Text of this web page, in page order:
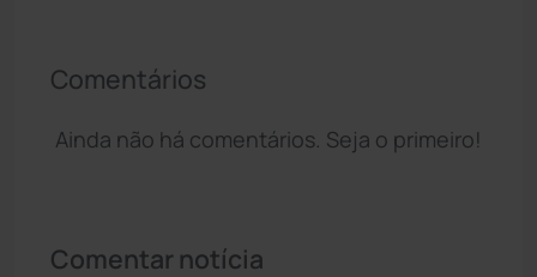
Comentários
Ainda não há comentários. Seja o primeiro!
Comentar notícia